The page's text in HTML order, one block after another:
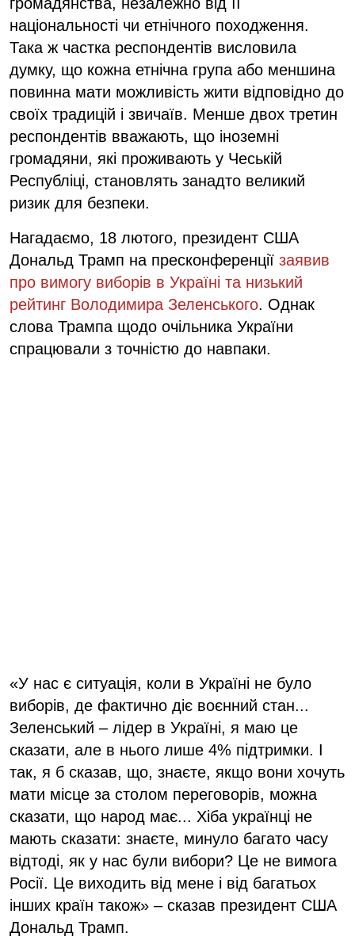
національності чи етнічного походження.
Така ж частка респондентів висловила
думку, що кожна етнічна група або меншина
повинна мати можливість жити відповідно до
своїх традицій і звичаїв. Менше двох третин
респондентів вважають, що іноземні
громадяни, які проживають у Чеській
Республіці, становлять занадто великий
ризик для безпеки.
Нагадаємо, 18 лютого, президент США
Дональд Трамп на пресконференції заявив
про вимогу виборів в Україні та низький
рейтинг Володимира Зеленського. Однак
слова Трампа щодо очільника України
спрацювали з точністю до навпаки.
«У нас є ситуація, коли в Україні не було
виборів, де фактично діє воєнний стан...
Зеленський – лідер в Україні, я маю це
сказати, але в нього лише 4% підтримки. І
так, я б сказав, що, знаєте, якщо вони хочуть
мати місце за столом переговорів, можна
сказати, що народ має... Хіба українці не
мають сказати: знаєте, минуло багато часу
відтоді, як у нас були вибори? Це не вимога
Росії. Це виходить від мене і від багатьох
інших країн також» – сказав президент США
Дональд Трамп.